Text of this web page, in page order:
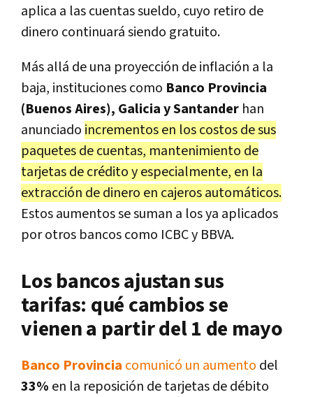
aplica a las cuentas sueldo, cuyo retiro de
dinero continuará siendo gratuito.
Más allá de una proyección de inflación a la
baja, instituciones como Banco Provincia
(Buenos Aires), Galicia y Santander han
anunciado incrementos en los costos de sus
paquetes de cuentas, mantenimiento de
tarjetas de crédito y especialmente, en la
extracción de dinero en cajeros automáticos.
Estos aumentos se suman a los ya aplicados
por otros bancos como ICBC y BBVA.
Los bancos ajustan sus
tarifas: qué cambios se
vienen a partir del 1 de mayo
Banco Provincia comunicó un aumento del
33% en la reposición de tarjetas de débito